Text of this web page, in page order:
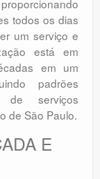
todos os dias
um serviço e
está em
em um
padrões
de serviços
de São Paulo.
E